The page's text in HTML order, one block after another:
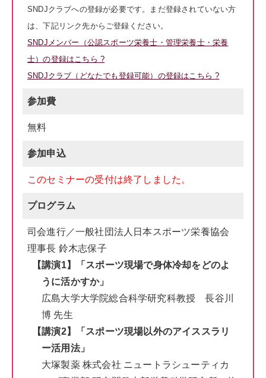
SNDJクラブへの登録が必要です。まだ登録されていない方
は、下記リンク先からご登録ください。
SNDJメンバー（公認スポーツ栄養士・管理栄養士・栄養
士）の登録はこちら ?
SNDJクラブ（どなたでも登録可能）の登録はこちら ?
参加費
無料
参加申込
このセミナーの受付は終了しました。
プログラム
司会進行／一般社団法人日本スポーツ栄養協会
理事長 鈴木志保子
【講演1】「スポーツ現場で身体冷却をどのよ
うに活かすか」
広島大学大学院総合科学研究科教授 長谷川
博 先生
【講演2】「スポーツ現場以外のアイススラリ
ー活用法」
大塚製薬 株式会社 ニュートラシューティカ